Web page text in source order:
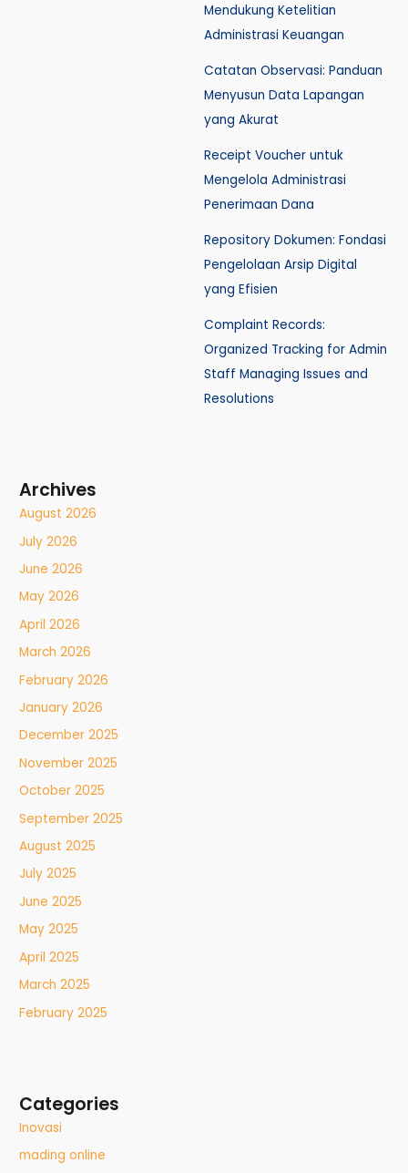
Mendukung Ketelitian
Administrasi Keuangan
Catatan Observasi: Panduan
Menyusun Data Lapangan
yang Akurat
Receipt Voucher untuk
Mengelola Administrasi
Penerimaan Dana
Repository Dokumen: Fondasi
Pengelolaan Arsip Digital
yang Efisien
Complaint Records:
Organized Tracking for Admin
Staff Managing Issues and
Resolutions
Archives
August 2026
July 2026
June 2026
May 2026
April 2026
March 2026
February 2026
January 2026
December 2025
November 2025
October 2025
September 2025
August 2025
July 2025
June 2025
May 2025
April 2025
March 2025
February 2025
Categories
Inovasi
mading online